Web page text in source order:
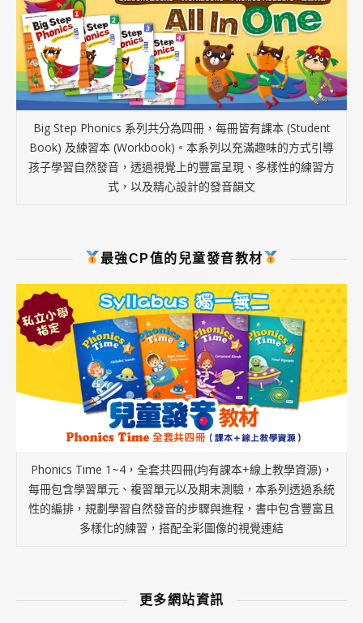
Big Step Phonics 系列共分為四冊，每冊皆有課本 (Student
Book) 及練習本 (Workbook)。本系列以充滿趣味的方式引導
孩子學習自然發音，透過視覺上的豐富呈現、多樣性的練習方
式，以及精心設計的發音韻文
最強CP值的兒童發音教材
Phonics Time 1~4，全套共四冊(均有課本+線上教學資源)，
每冊包含學習單元、複習單元以及期末測驗，本系列透過系統
性的編排，規劃學習自然發音的步驟與進程，書中包含豐富且
多樣化的練習，搭配全彩圖像的視覺連結
更多網站資訊